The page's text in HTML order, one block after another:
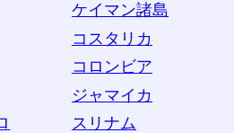
ケイマン諸島
コスタリカ
コロンビア
ジャマイカ
スリナム